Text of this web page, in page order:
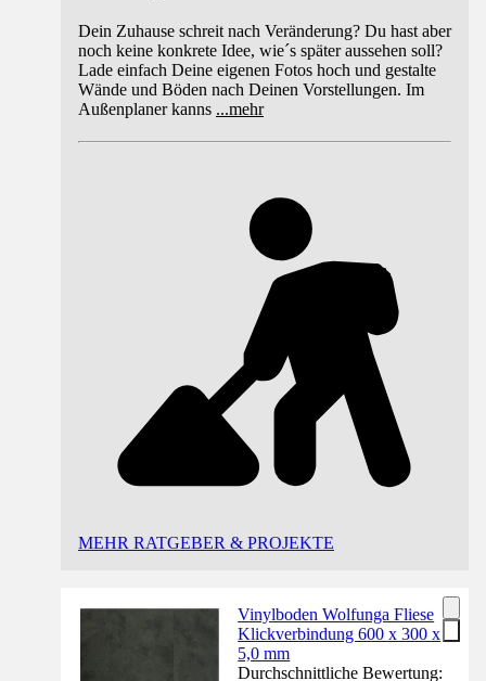
Dein Zuhause schreit nach Veränderung? Du hast aber
noch keine konkrete Idee, wie´s später aussehen soll?
Lade einfach Deine eigenen Fotos hoch und gestalte
Wände und Böden nach Deinen Vorstellungen. Im
Außenplaner kanns ...mehr
MEHR RATGEBER & PROJEKTE
Vinylboden Wolfunga Fliese
Klickverbindung 600 x 300 x
5,0 mm
Durchschnittliche Bewertung: